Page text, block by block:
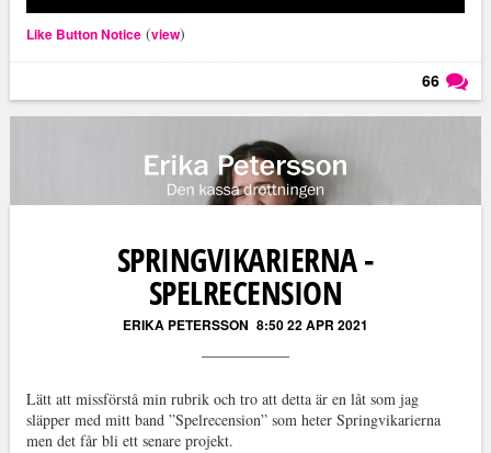
Like Button Notice(view)
66
Läs kommentarer (66)
SPRINGVIKARIERNA -
SPELRECENSION
ERIKA PETERSSON 8:50 22 APR 2021
Lätt att missförstå min rubrik och tro att detta är en låt som jag
släpper med mitt band ”Spelrecension” som heter Springvikarierna
men det får bli ett senare projekt.